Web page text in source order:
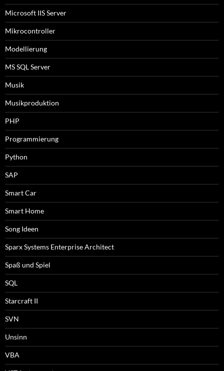
Microsoft IIS Server
Mikrocontroller
Modellierung
MS SQL Server
Musik
Musikproduktion
PHP
Programmierung
Python
SAP
Smart Car
Smart Home
Song Ideen
Sparx Systems Enterprise Architect
Spaß und Spiel
SQL
Starcraft II
SVN
Unsinn
VBA